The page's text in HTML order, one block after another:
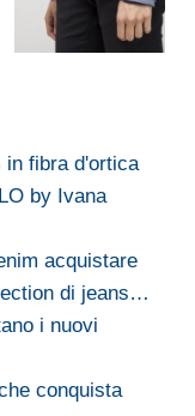
in fibra d'ortica
by Ivana
acquistare
di jeans…
i nuovi
conquista